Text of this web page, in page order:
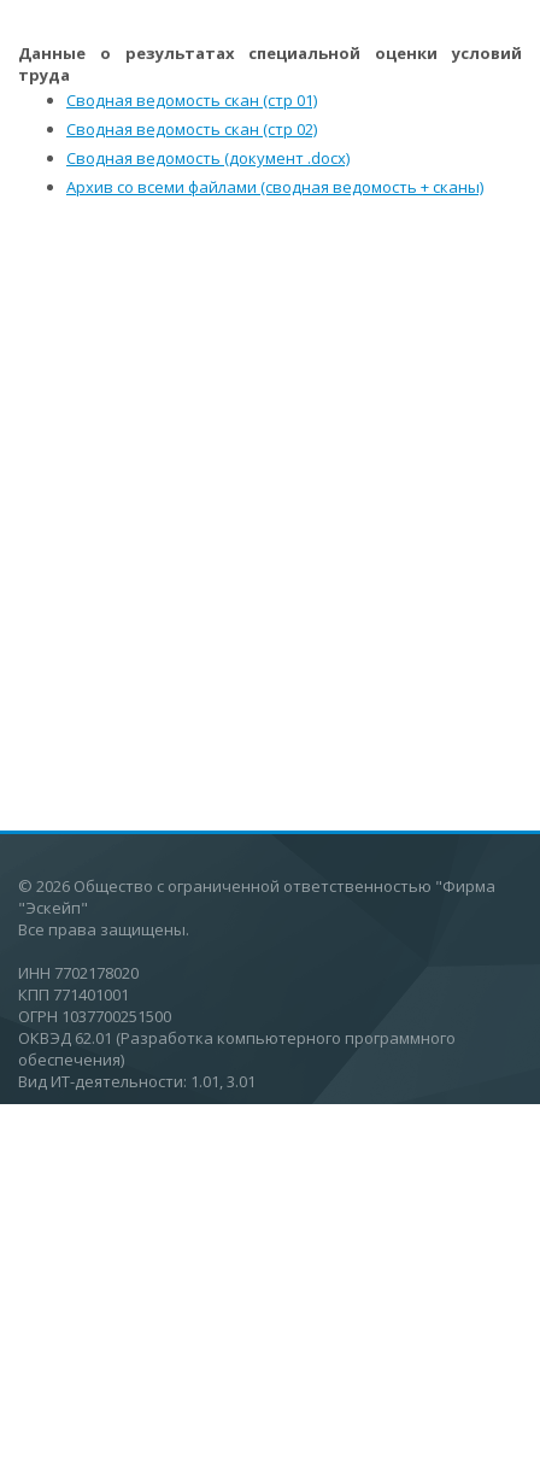
Данные о результатах специальной оценки условий
труда
Сводная ведомость скан (стр 01)
Сводная ведомость скан (стр 02)
Сводная ведомость (документ .docx)
Архив со всеми файлами (сводная ведомость + сканы)
© 2026 Общество с ограниченной ответственностью "Фирма
"Эскейп"
Все права защищены.
ИНН 7702178020
КПП 771401001
ОГРН 1037700251500
ОКВЭД 62.01 (Разработка компьютерного программного
обеспечения)
Вид ИТ-деятельности: 1.01, 3.01